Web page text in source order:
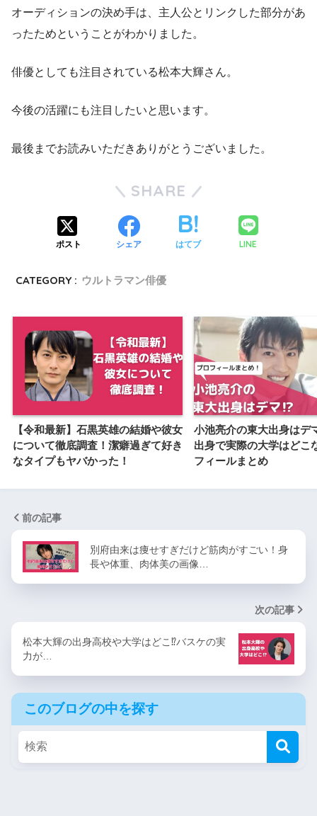
オーディションの決め手は、主人公とリンクした部分があ
ったためということがわかりました。
俳優としても注目されている松本大輝さん。
今後の活躍にも注目したいと思います。
最後までお読みいただきありがとうございました。
SHARE
ポスト シェア はてブ LINE
CATEGORY : ウルトラマン俳優
【令和最新】石黒英雄の結婚や彼女
について徹底調査！潔癖過ぎて好き
なタイプもヤバかった！
小池亮介の東大出身はデ
出身で実際の大学はどこ
フィールまとめ
前の記事
別府由来は痩せすぎだけど筋肉がすごい！身
長や体重、肉体美の画像…
次の記事
松本大輝の出身高校や大学はどこ⁉︎バスケの実
力が…
このブログの中を探す